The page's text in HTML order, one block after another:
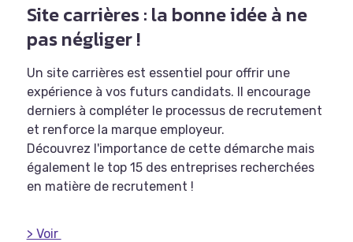
Site carrières : la bonne idée à ne
pas négliger !
Un site carrières est essentiel pour offrir une
expérience à vos futurs candidats. Il encourage
derniers à compléter le processus de recrutement
et renforce la marque employeur.
Découvrez l'importance de cette démarche mais
également le top 15 des entreprises recherchées
en matière de recrutement !
> Voir